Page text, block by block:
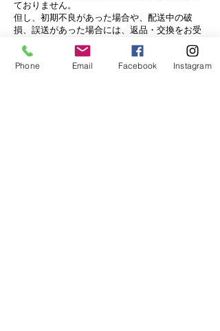
ておりません。
但し、初期不良があった場合や、配送中の破
損、誤送があった場合には、返品・交換をお受
けいたします。
商品到着後７日以内に必ず詳細を明記の上、メ
ールにてご連絡ください。
Phone Email Facebook Instagram